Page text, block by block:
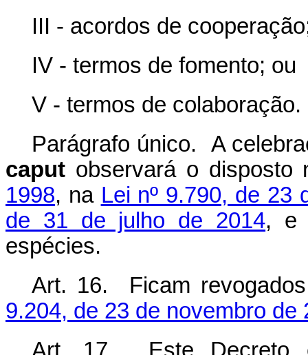
III - acordos de
IV - termos de fomento; ou
V - termos de colaboração.
Parágrafo único. A
caput observará o
1998, na Lei nº 9.790, de 23
de 31 de julho de 2014, e
espécies.
Art. 16. Ficam
9.204, de 23 de novembro de